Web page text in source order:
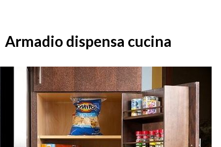
Armadio dispensa cucina